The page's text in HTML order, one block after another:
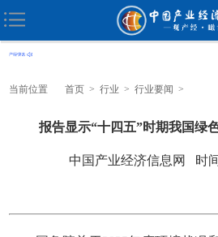
当前位置 首页 > 行业 > 行业要闻 >
报告显示“十四五”时期我国绿
中国产业经济信息网 时